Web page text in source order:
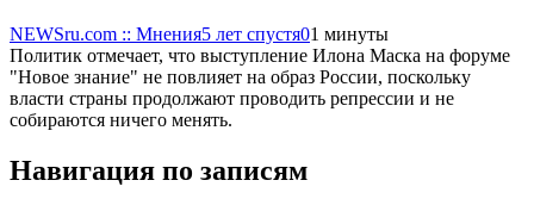
NEWSru.com :: Мнения5 лет спустя01 минуты
Политик отмечает, что выступление Илона Маска на форуме
"Новое знание" не повлияет на образ России, поскольку
власти страны продолжают проводить репрессии и не
собираются ничего менять.
Навигация по записям